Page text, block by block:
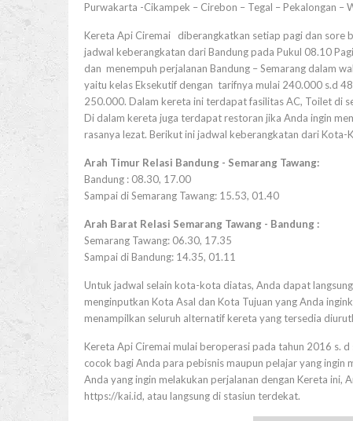
Purwakarta -Cikampek – Cirebon – Tegal – Pekalongan –
Kereta Api Ciremai diberangkatkan setiap pagi dan sore
jadwal keberangkatan dari Bandung pada Pukul 08.10
dan menempuh perjalanan Bandung – Semarang
yaitu kelas Eksekutif dengan tarifnya mulai 240.000 s.d
250.000. Dalam kereta ini terdapat fasilitas AC, Toilet di
Di dalam kereta juga terdapat restoran jika Anda ingin
rasanya lezat. Berikut ini jadwal keberangkatan dari
Arah Timur Relasi Bandung - Semarang Tawang:
Bandung : 08.30, 17.00
Sampai di Semarang Tawang: 15.53, 01.40
Arah Barat Relasi Semarang Tawang - Bandung :
Semarang Tawang: 06.30, 17.35
Sampai di Bandung: 14.35, 01.11
Untuk jadwal selain kota-kota diatas, Anda dapat
menginputkan Kota Asal dan Kota Tujuan yang Anda
menampilkan seluruh alternatif kereta yang tersedia
Kereta Api Ciremai mulai beroperasi pada tahun 2016 s.
cocok bagi Anda para pebisnis maupun pelajar yang ingin
Anda yang ingin melakukan perjalanan dengan Kereta
https://kai.id, atau langsung di stasiun terdekat.